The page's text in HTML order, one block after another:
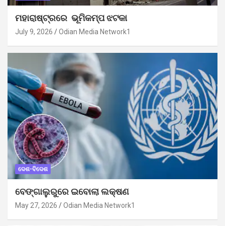
ମହାରାଷ୍ଟ୍ରରେ ଭୂମିକମ୍ପ ଝଟକା
July 9, 2026 Odian Media Network1
ଦେଶ-ବିଦେଶ
ବେଙ୍ଗାଲୁରୁରେ ଇବୋଲା ଲକ୍ଷଣ
May 27, 2026 Odian Media Network1